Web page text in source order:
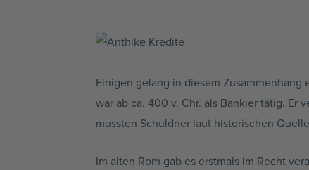
Einigen gelang in diesem
war ab ca. 400 v. Chr. als Bankier tätig.
mussten Schuldner laut historischen
Im alten Rom gab es erstmals im Recht